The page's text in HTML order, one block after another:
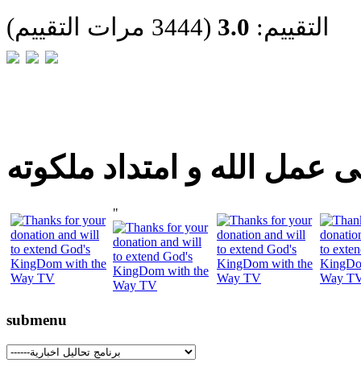
التقييم: 3.0 (3444 مرات التقييم)
عمل الله و امتداد ملكوته
"
submenu